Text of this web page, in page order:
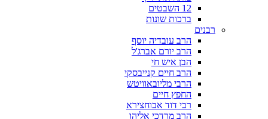
12 השבטים
ברכות שונות
רבנים
הרב עובדיה יוסף
הרב יורם אברג'ל
הבן איש חי
הרב חיים קנייבסקי
הרבי מליובאוויטש
החפץ חיים
רבי דוד אבוחצירא
הרב מרדכי אליהו